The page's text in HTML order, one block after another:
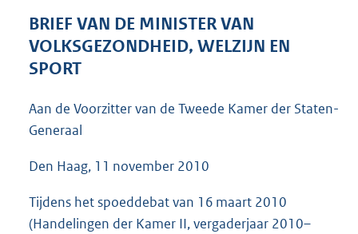
e
:
b
BRIEF VAN DE MINISTER VAN
VOLKSGEZONDHEID, WELZIJN EN
SPORT
Aan de Voorzitter van de Tweede Kamer der Staten-
Generaal
Den Haag, 11 november 2010
Tijdens het spoeddebat van 16 maart 2010
(Handelingen der Kamer II, vergaderjaar 2010–